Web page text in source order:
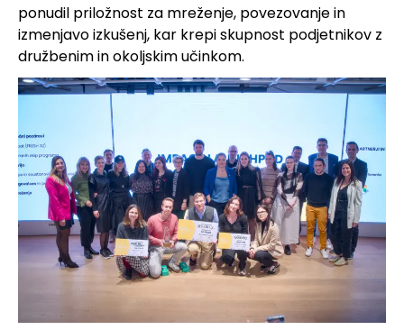
ponudil priložnost za mreženje, povezovanje in
izmenjavo izkušenj, kar krepi skupnost podjetnikov z
družbenim in okoljskim učinkom.